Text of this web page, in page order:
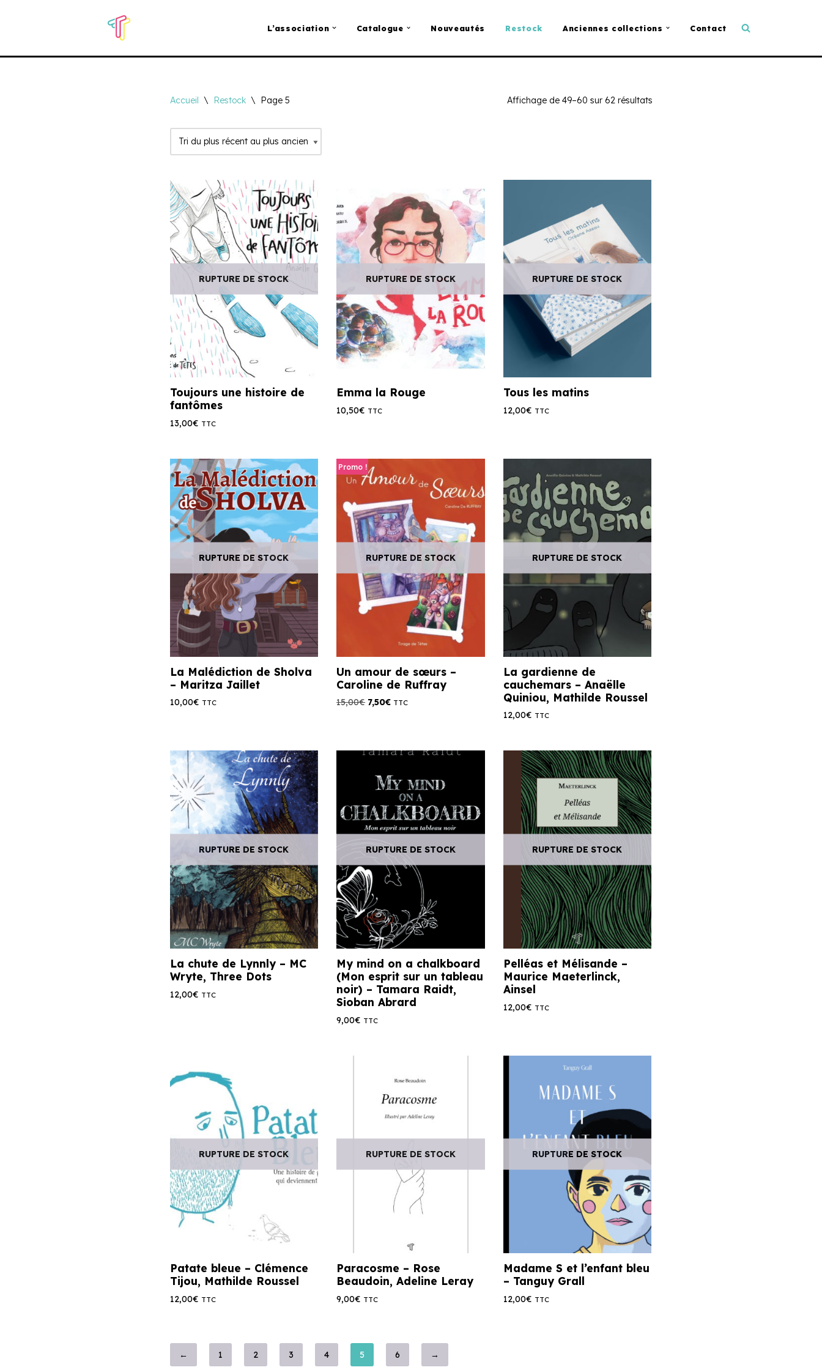
contenu
L’association Catalogue Nouveautés Restock Anciennes collections Contact
Accueil \ Restock \ Page 5 Affichage de 49–60 sur 62 résultats
RUPTURE DE STOCK
Toujours une histoire de
fantômes
13,00€ TTC
RUPTURE DE STOCK
Emma la Rouge
10,50€ TTC
RUPTURE DE STOCK
Tous les matins
12,00€ TTC
RUPTURE DE STOCK
La Malédiction de Sholva
– Maritza Jaillet
10,00€ TTC
RUPTURE DE STOCK
Promo !
Un amour de sœurs –
Caroline de Ruffray
15,00€ 7,50€ TTC
RUPTURE DE STOCK
La gardienne de
cauchemars – Anaëlle
Quiniou, Mathilde Roussel
12,00€ TTC
RUPTURE DE STOCK
La chute de Lynnly – MC
Wryte, Three Dots
12,00€ TTC
RUPTURE DE STOCK
My mind on a chalkboard
(Mon esprit sur un tableau
noir) – Tamara Raidt,
Sioban Abrard
9,00€ TTC
RUPTURE DE STOCK
Pelléas et Mélisande –
Maurice Maeterlinck,
Ainsel
12,00€ TTC
RUPTURE DE STOCK
Patate bleue – Clémence
Tijou, Mathilde Roussel
12,00€ TTC
RUPTURE DE STOCK
Paracosme – Rose
Beaudoin, Adeline Leray
9,00€ TTC
RUPTURE DE STOCK
Madame S et l’enfant bleu
– Tanguy Grall
12,00€ TTC
← 1 2 3 4 5 6 →